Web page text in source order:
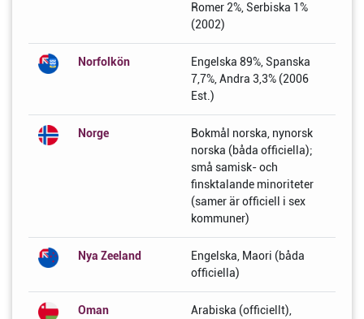
Romer 2%, Serbiska 1%
(2002)
Norfolkön
Engelska 89%, Spanska
7,7%, Andra 3,3% (2006
Est.)
Norge
Bokmål norska, nynorsk
norska (båda officiella);
små samisk- och
finsktalande minoriteter
(samer är officiell i sex
kommuner)
Nya Zeeland
Engelska, Maori (båda
officiella)
Oman Arabiska (officiellt),